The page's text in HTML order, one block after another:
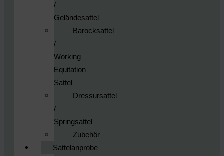
/
Geländesattel
Barocksattel
/
Working
Equitation
Sattel
Dressursattel
/
Springsattel
Zubehör
Sattelanprobe